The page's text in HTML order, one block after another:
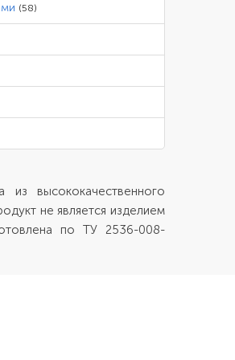
(58)
высококачественного
не является изделием
по ТУ 2536-008-